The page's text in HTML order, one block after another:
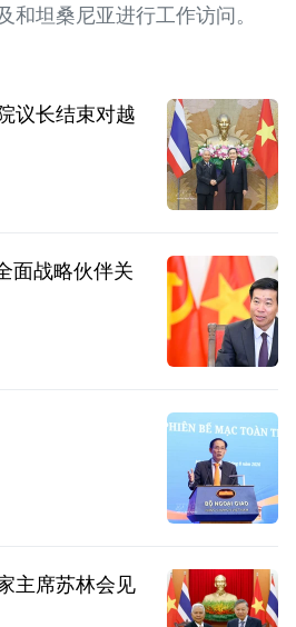
和坦桑尼亚进行工作访问。
议长结束对越
面战略伙伴关
主席苏林会见